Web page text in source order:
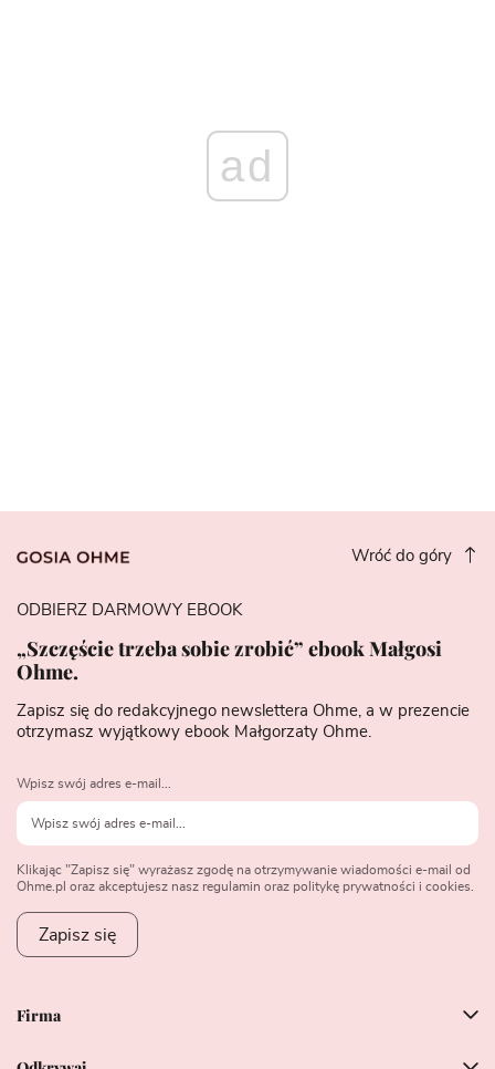
ad
Wróć do góry
Firma
ODBIERZ DARMOWY EBOOK
„Szczęście trzeba sobie zrobić” ebook Małgosi
Ohme.
Zapisz się do redakcyjnego newslettera Ohme, a w prezencie
otrzymasz wyjątkowy ebook Małgorzaty Ohme.
Wpisz swój adres e-mail...
Klikając "Zapisz się" wyrażasz zgodę na otrzymywanie wiadomości e-mail od
Ohme.pl oraz akceptujesz nasz regulamin oraz politykę prywatności i cookies.
Zapisz się